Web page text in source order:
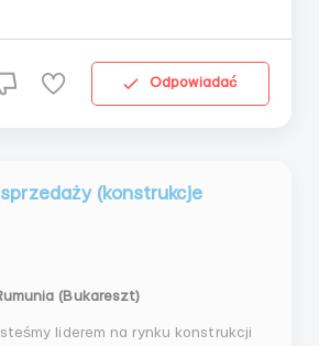
tych, którzy są gotowi
z metalu?- ...
Odpowiadać
(konstrukcje
(Bukareszt)
liderem na rynku konstrukcji